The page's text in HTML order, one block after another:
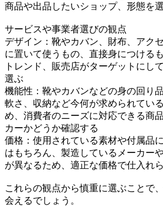
商品や出品したいショップ、形態を
サービスや事業者選びの観点
デザイン：靴やカバン、財布、アク
に置いて使うもの、直接身につける
トレンド、販売店がターゲットにし
選ぶ
機能性：靴やカバンなどの身の回り
軟さ、収納など今何が求められてい
め、消費者のニーズに対応できる商
カーかどうか確認する
価格：使用されている素材や付属品
はもちろん、製造しているメーカー
が異なるため、適正な価格で仕入れ
これらの観点から慎重に選ぶことで
会えるでしょう。